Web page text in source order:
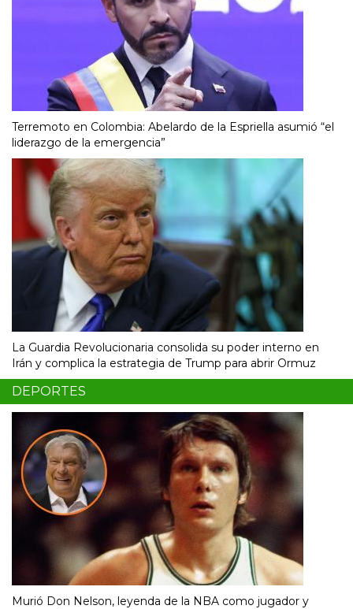
Terremoto en Colombia: Abelardo de la Espriella asumió “el
liderazgo de la emergencia”
La Guardia Revolucionaria consolida su poder interno en
Irán y complica la estrategia de Trump para abrir Ormuz
DEPORTES
Murió Don Nelson, leyenda de la NBA como jugador y